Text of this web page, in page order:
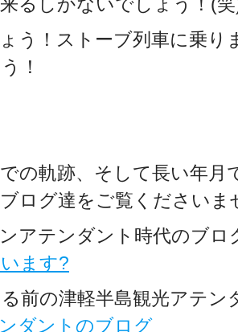
う！ストーブ列車に乗り
！
の軌跡、そして長い年月
ログ達をご覧くださいま
アテンダント時代のブ
ます?
前の津軽半島観光アテ
ダントのブログ